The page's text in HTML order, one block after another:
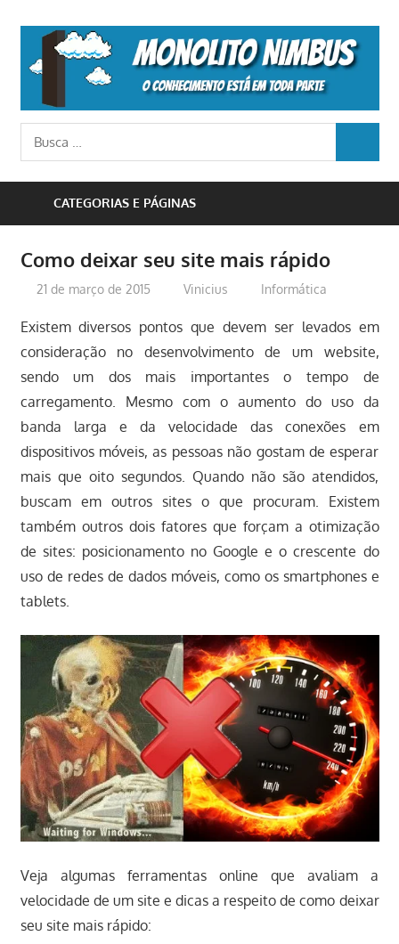
content
o
conhecimento
Busca
para:
CATEGORIAS E PÁGINAS
Como deixar seu site mais rápido
21 de março de 2015 Vinicius Informática
Existem diversos pontos que devem ser levados em
consideração no desenvolvimento de um website,
sendo um dos mais importantes o tempo de
carregamento. Mesmo com o aumento do uso da
banda larga e da velocidade das conexões em
dispositivos móveis, as pessoas não gostam de esperar
mais que oito segundos. Quando não são atendidos,
buscam em outros sites o que procuram. Existem
também outros dois fatores que forçam a otimização
de sites: posicionamento no Google e o crescente do
uso de redes de dados móveis, como os smartphones e
tablets.
Veja algumas ferramentas online que avaliam a
velocidade de um site e dicas a respeito de como deixar
seu site mais rápido: